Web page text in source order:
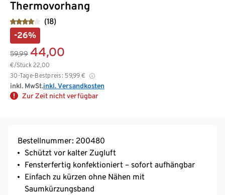
Thermovorhang
(18)
-26%
59,99 44,00
€/Stück 22,00
30-Tage-Bestpreis: 59,99 €
inkl. MwSt.inkl. Versandkosten
Zur Zeit nicht verfügbar
Bestellnummer: 200480
Schützt vor kalter Zugluft
Fensterfertig konfektioniert – sofort aufhängbar
Einfach zu kürzen ohne Nähen mit
Saumkürzungsband